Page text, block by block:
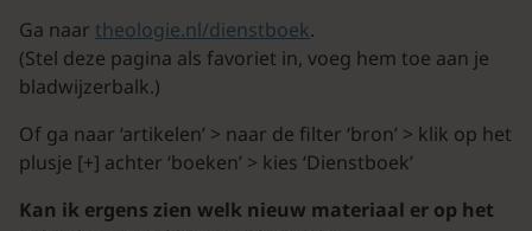
Ga naar theologie.nl/dienstboek.
(Stel deze pagina als favoriet in, voeg hem toe aan je
bladwijzerbalk.)
Of ga naar ‘artikelen’ > naar de filter ‘bron’ > klik op het
plusje [+] achter ‘boeken’ > kies ‘Dienstboek’
Kan ik ergens zien welk nieuw materiaal er op het